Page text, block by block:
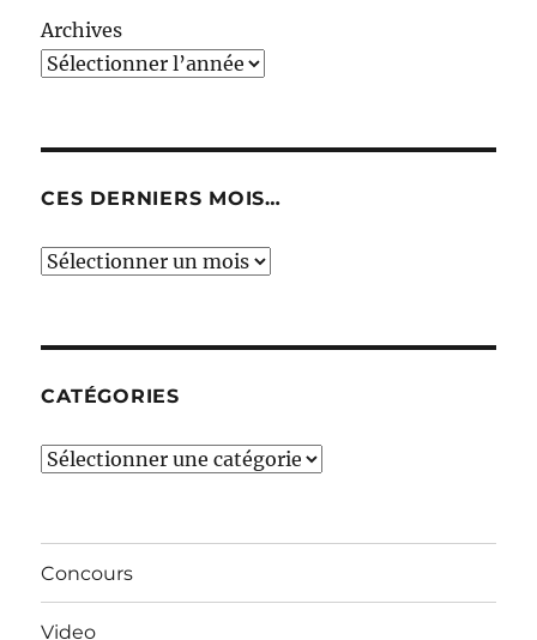
Archives
CES DERNIERS MOIS…
Ces
CATÉGORIES
Catégories
Concours
Video